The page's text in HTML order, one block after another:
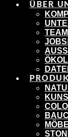
ÜBER
TEAM
JOBS